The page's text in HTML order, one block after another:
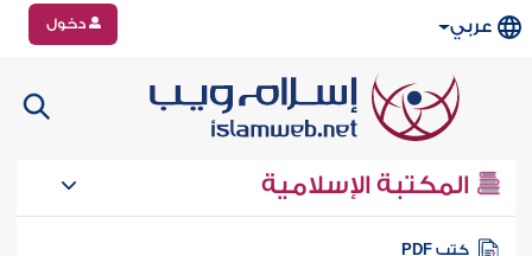
عربي دخول
المكتبة الإسلامية